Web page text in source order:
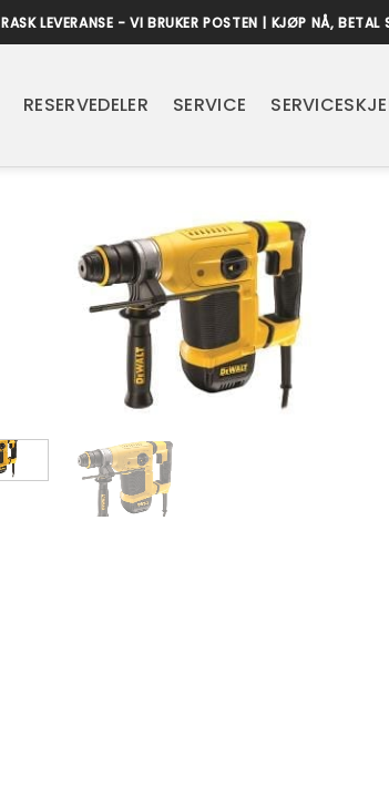
RASK LEVERANSE - VI BRUKER POSTEN | KJØP NÅ, BETAL
RESERVEDELER SERVICE